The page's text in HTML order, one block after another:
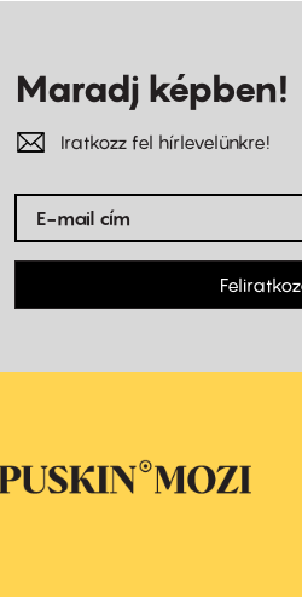
Maradj képben!
Iratkozz fel hírlevelünkre!